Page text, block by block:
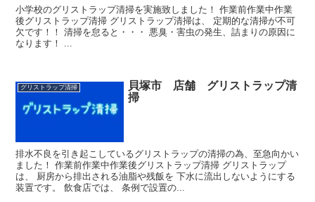
小学校のグリストラップ清掃を実施致しました！ 作業前作業中作業
後グリストラップ清掃 グリストラップ清掃は、 定期的な清掃が不可
欠です！！ 清掃を怠ると・・・ 悪臭・害虫の発生、詰まりの原因に
なります！ ...
グリストラップ清掃
貝塚市 店舗 グリストラップ清
掃
排水不良を引き起こしているグリストラップの清掃の為、至急向かい
ました！ 作業前作業中作業後グリストラップ清掃 グリストラップ
は、 厨房から排出される油脂や残飯を 下水に流出しないようにする
装置です。 飲食店では、 条例で設置の...